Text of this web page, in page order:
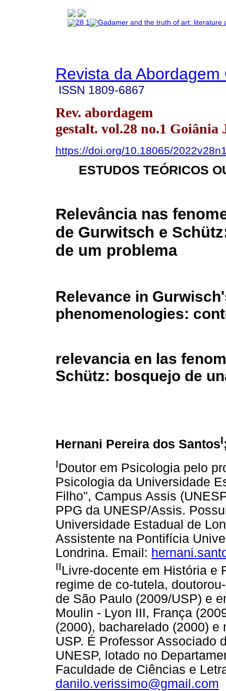
Revista da Abordagem
ISSN 1809-6867
Rev. abordagem
gestalt. vol.28 no.1 Goiânia
https://doi.org/10.18065/
ESTUDOS TEÓRICOS
Relevância nas
de Gurwitsch e
de um problema
Relevance in
phenomenologies:
relevancia en las
Schütz: bosquejo de
Hernani Pereira dos SantosI
IDoutor em Psicologia pelo
Psicologia da Universidade
Filho", Campus Assis
PPG da UNESP/Assis.
Universidade Estadual de
Assistente na Pontifícia
Londrina. Email:
IILivre-docente em História e
regime de co-tutela,
de São Paulo (2009/USP) e
Moulin - Lyon III, França
(2000), bacharelado (2000)
USP. É Professor Associado
UNESP, lotado no
Faculdade de Ciências e
danilo.verissimo@gmail.com